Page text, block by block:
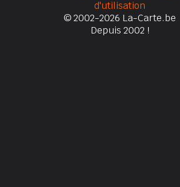
d'utilisation
© 2002-2026 La-Carte.be
Depuis 2002 !